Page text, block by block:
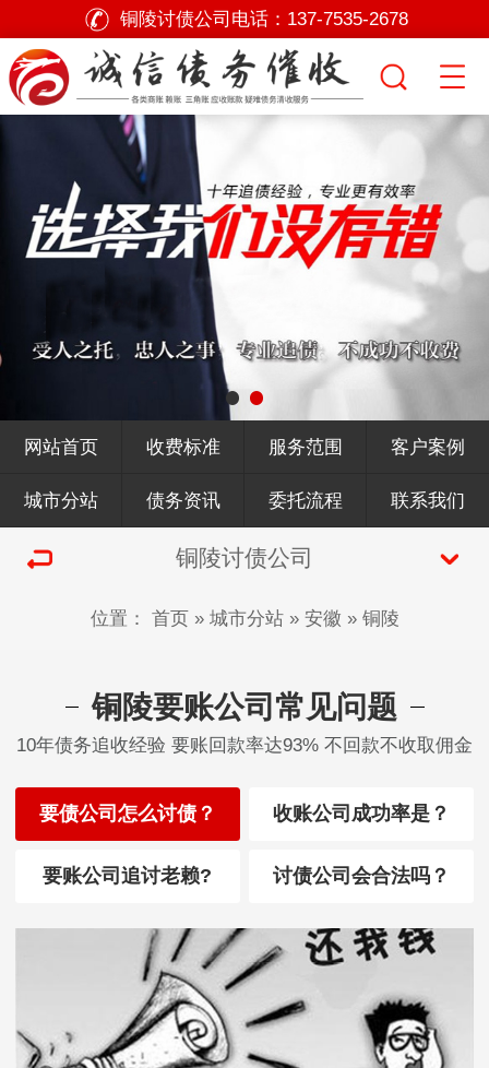
铜陵讨债公司电话： 137-7535-2678
网站首页 收费标准 服务范围 客户案例
城市分站 债务资讯 委托流程 联系我们
铜陵讨债公司
位置： 首页» 城市分站» 安徽 » 铜陵
铜陵要账公司常见问题
10年债务追收经验 要账回款率达93% 不回款不收取佣金
要债公司怎么讨债？ 收账公司成功率是？
要账公司追讨老赖? 讨债公司会合法吗？